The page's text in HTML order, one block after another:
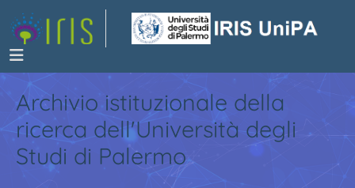
Archivio istituzionale della
ricerca dell'Università degli
Studi di Palermo